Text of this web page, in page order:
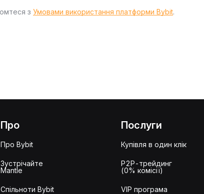
з Умовами використання платформи Bybit.
Про
Про Bybit
Зустрічайте
Mantle
Спільноти Bybit
Послуги
Купівля в один клік
P2P-трейдинг
(0% комісії)
VIP програма